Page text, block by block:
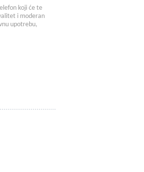
koji će te
i moderan
upotrebu,